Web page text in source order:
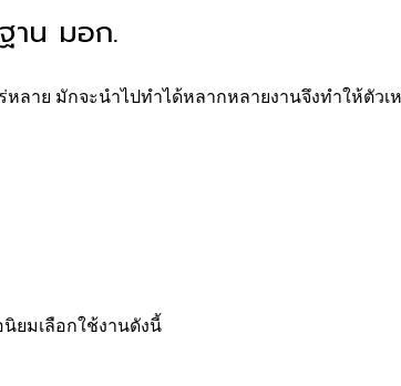
าน มอก.
ร่หลาย มักจะนำไปทำได้หลากหลายงานจึงทำใ
ยมเลือกใช้งานดังนี้